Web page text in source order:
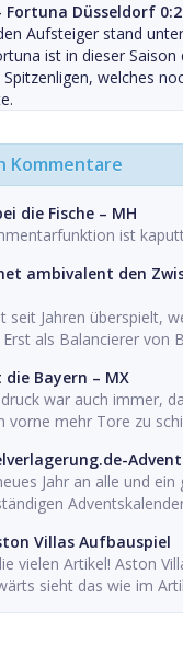
Fortuna Düsseldorf 0:2
Aufsteiger stand
ist in dieser
welches
Kommentare
die Fische – MH
ist
ambivalent den
seit Jahren überspielt,
als Balancierer von
Bayern – MX
war auch immer,
vorne mehr Tore zu
Jahr an alle und
Villas Aufbauspiel
vielen Artikel! Aston
sieht das wie im